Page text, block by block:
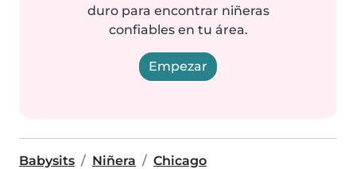
duro para encontrar niñeras
confiables en tu área.
Empezar
Babysits Niñera Chicago